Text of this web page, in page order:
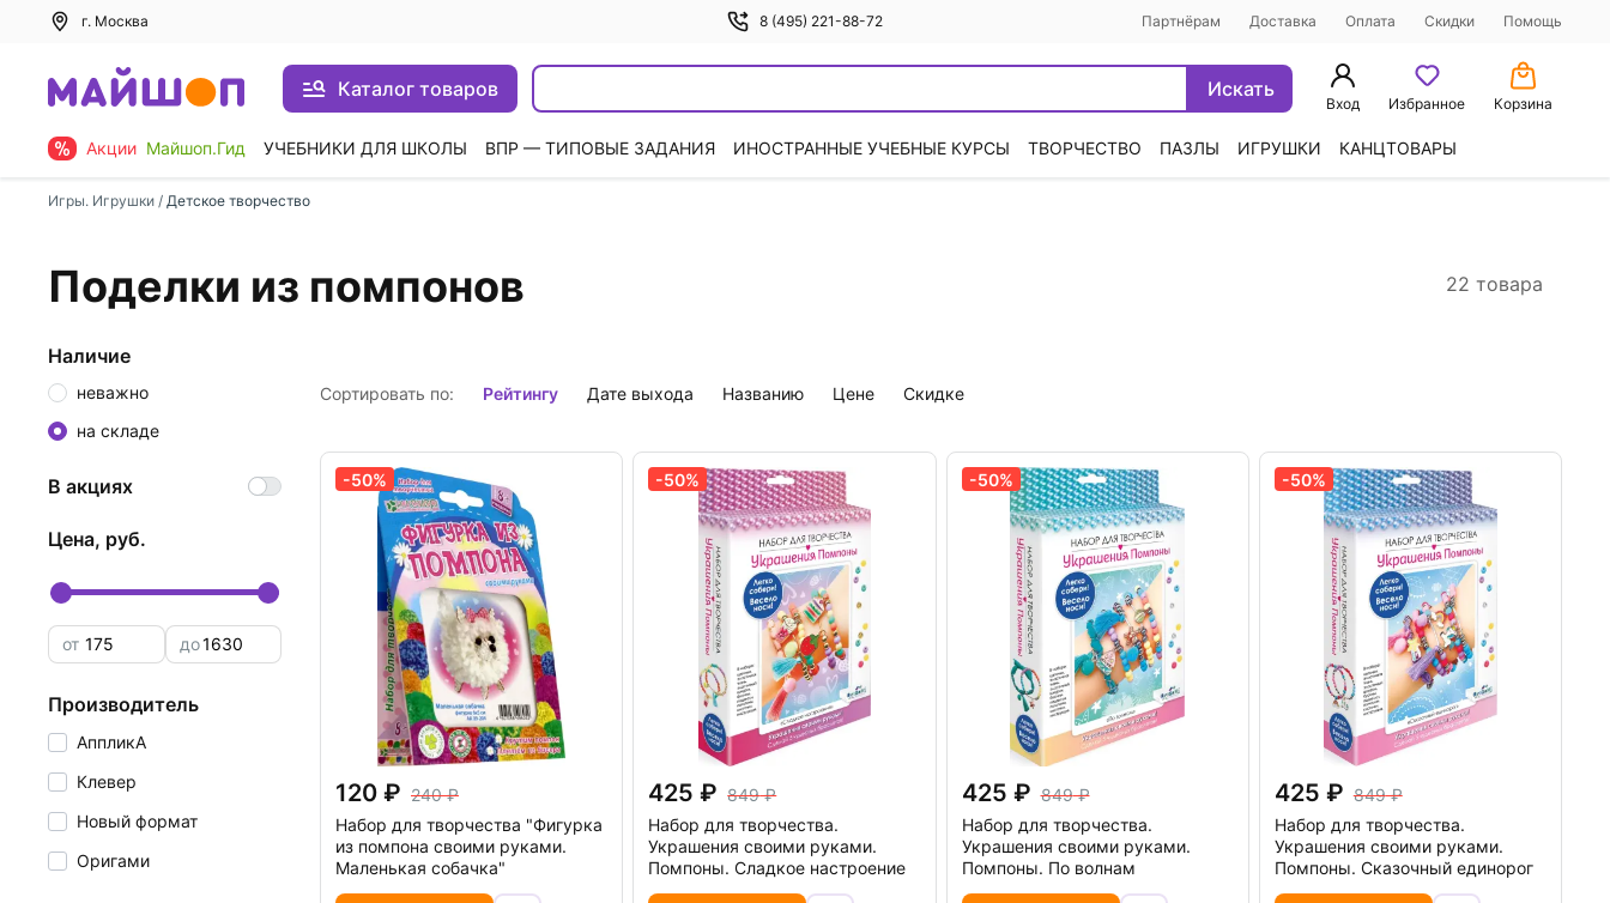
г. Москва 8 (495) 221-88-72 Партнёрам Доставка Оплата Скидки Помощь
Каталог товаров Искать
Вход Избранное Корзина
Акции Майшоп.Гид УЧЕБНИКИ ДЛЯ ШКОЛЫ ВПР — ТИПОВЫЕ ЗАДАНИЯ ИНОСТРАННЫЕ УЧЕБНЫЕ КУРСЫ ТВОРЧЕСТВО ПАЗЛЫ ИГРУШКИ КАНЦТОВАРЫ
Игры. Игрушки / Детское творчество
Поделки из помпонов 22 товара
Сортировать по: рейтингу дате выхода названию цене скидке
-50%
120
240
Набор для творчества "Фигурка
из помпона своими руками.
Маленькая собачка"
-50%
425
849
Набор для творчества.
Украшения своими руками.
Помпоны. Сладкое настроение
-50%
425
849
Набор для творчества.
Украшения своими руками.
Помпоны. По волнам
-50%
425
849
Набор для творчества.
Украшения своими руками.
Помпоны. Сказочный единорог
Наличие
неважно
на складе
В акциях
цена, руб.
от до
производитель
АппликА
Клевер
Новый формат
Оригами